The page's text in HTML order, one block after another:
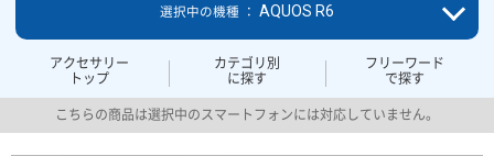
アクセサリー
トップ
カテゴリ別
に探す
フリーワード
で探す
選択中の機種 ： AQUOS R6
こちらの商品は選択中のスマートフォンには対応していません。